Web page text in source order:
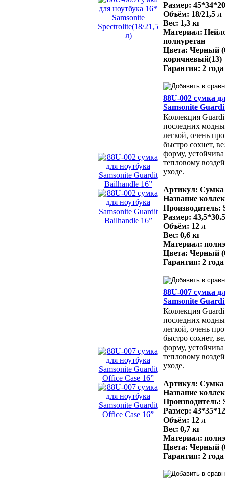
Размер:
Объём: 18/21,5 л
Вес: 1,3 кг
Материал:
полиуретан
Цвета: Черный
коричневый(13)
Гарантия: 2 года
88U-002 сумка
Samsonite
Коллекция
последних
легкой, очень
быстро сохнет,
форму,
тепловому
уходе.
Артикул: Сумка
Название
Производитель:
Размер:
Объём: 12 л
Вес: 0,6 кг
Материал:
Цвета: Черный
Гарантия: 2 года
88U-007 сумка
Samsonite
Коллекция
последних
легкой, очень
быстро сохнет,
форму,
тепловому
уходе.
Артикул: Сумка
Название
Производитель:
Размер: 43*35*12
Объём: 12 л
Вес: 0,7 кг
Материал:
Цвета: Черный
Гарантия: 2 года